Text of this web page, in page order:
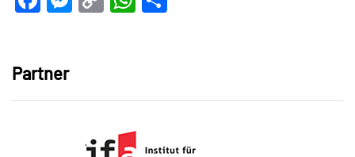
Partner